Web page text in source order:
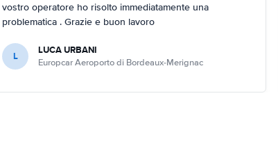
vostro operatore ho risolto immediatamente una
problematica . Grazie e buon lavoro
L LUCA URBANI
Europcar Aeroporto di Bordeaux-Merignac